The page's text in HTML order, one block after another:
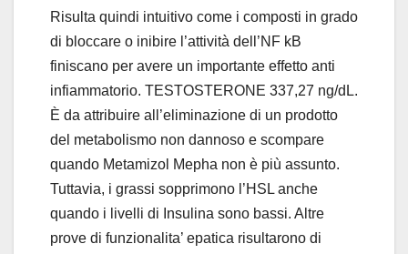
Risulta quindi intuitivo come i composti in grado
di bloccare o inibire l’attività dell’NF kB
finiscano per avere un importante effetto anti
infiammatorio. TESTOSTERONE 337,27 ng/dL.
È da attribuire all’eliminazione di un prodotto
del metabolismo non dannoso e scompare
quando Metamizol Mepha non è più assunto.
Tuttavia, i grassi sopprimono l’HSL anche
quando i livelli di Insulina sono bassi. Altre
prove di funzionalita’ epatica risultarono di